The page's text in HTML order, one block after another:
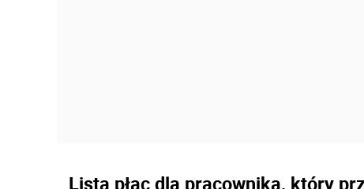
Lista płac dla pracownika, który